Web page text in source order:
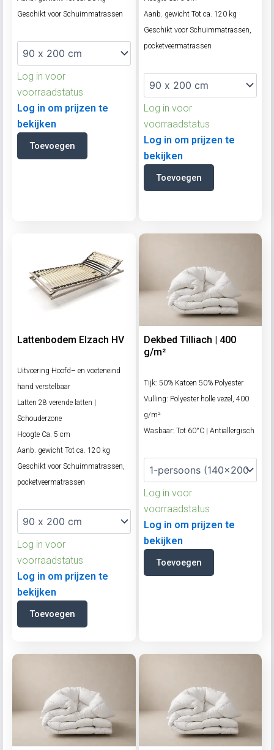
Geschikt voor Schuimmatrassen
Log in voor
voorraadstatus
Log in om prijzen te
bekijken
Toevoegen
Aanb. gewicht Tot ca. 120 kg
Geschikt voor Schuimmatrassen,
pocketveermatrassen
Log in voor
voorraadstatus
Log in om prijzen te
bekijken
Toevoegen
Lattenbodem Elzach HV
Uitvoering Hoofd– en voeteneind
hand verstelbaar
Latten 28 verende latten |
Schouderzone
Hoogte Ca. 5 cm
Aanb. gewicht Tot ca. 120 kg
Geschikt voor Schuimmatrassen,
pocketveermatrassen
Log in voor
voorraadstatus
Log in om prijzen te
bekijken
Toevoegen
Dekbed Tilliach | 400
g/m²
Tijk: 50% Katoen 50% Polyester
Vulling: Polyester holle vezel, 400
g/m²
Wasbaar: Tot 60°C | Antiallergisch
Log in voor
voorraadstatus
Log in om prijzen te
bekijken
Toevoegen